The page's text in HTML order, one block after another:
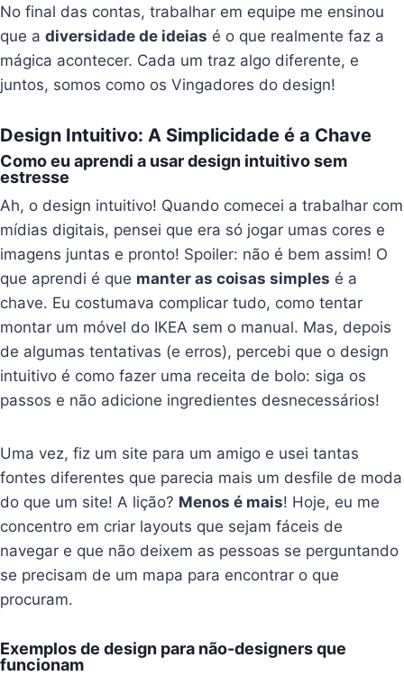
No final das contas, trabalhar em equipe me ensinou
que adiversidade de ideias é o que realmente faz a
mágica acontecer. Cada um traz algo diferente, e
juntos, somos como os Vingadores do design!
Design Intuitivo: A Simplicidade é a Chave
Como eu aprendi a usar design intuitivo sem
estresse
Ah, o design intuitivo! Quando comecei a trabalhar com
mídias digitais, pensei que era só jogar umas cores e
imagens juntas e pronto! Spoiler: não é bem assim! O
que aprendi é que manter as coisas simples é a
chave. Eu costumava complicar tudo, como tentar
montar um móvel do IKEA sem o manual. Mas, depois
de algumas tentativas (e erros), percebi que o design
intuitivo é como fazer uma receita de bolo: siga os
passos e não adicione ingredientes desnecessários!
Uma vez, fiz um site para um amigo e usei tantas
fontes diferentes que parecia mais um desfile de moda
do que um site! A lição? Menos é mais! Hoje, eu me
concentro em criar layouts que sejam fáceis de
navegar e que não deixem as pessoas se perguntando
se precisam de um mapa para encontrar o que
procuram.
Exemplos de design para não-designers que
funcionam